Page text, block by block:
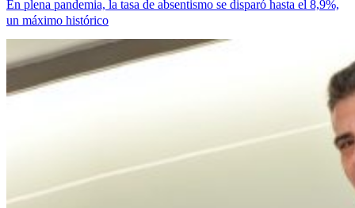
En plena pandemia, la tasa de absentismo se disparó hasta el 8,9%,
un máximo histórico